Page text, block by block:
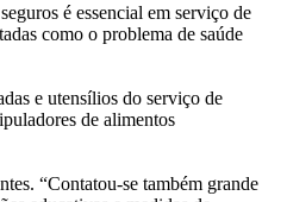
é essencial em serviço de
como o problema de saúde
e utensílios do serviço de
de alimentos
“Contatou-se também grande